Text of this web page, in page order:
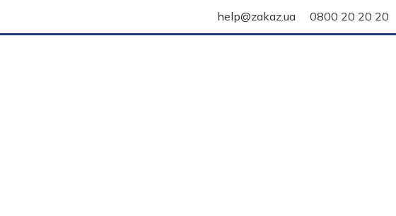
help@zakaz.ua 0800 20 20 20